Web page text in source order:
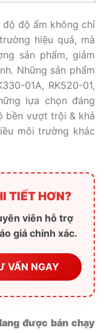
độ độ ẩm không chỉ
hiệu quả, mà
sản phẩm, giảm
Những sản phẩm
01A, RK520-01,
lựa chọn đáng
bền vượt trội & khả
môi trường khác
TIẾT HƠN?
viên hỗ trợ
giá chính xác.
VẤN NGAY
được bán chạy